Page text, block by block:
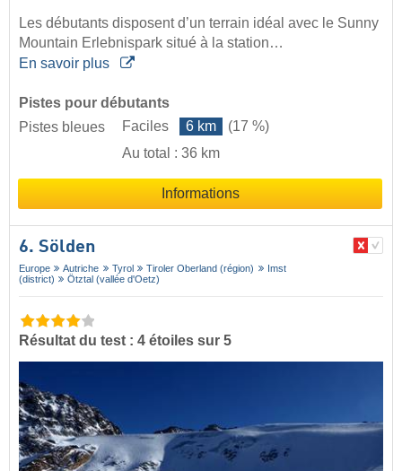
Les débutants disposent d’un terrain idéal avec le Sunny
Mountain Erlebnispark situé à la station…
En savoir plus
Pistes pour débutants
Pistes bleues
Faciles 6 km
(17 %)
Au total : 36 km
Informations
6. Sölden
Europe Autriche Tyrol Tiroler Oberland (région)
Imst
(district)
Ötztal (vallée d'Oetz)
Résultat du test : 4 étoiles sur 5